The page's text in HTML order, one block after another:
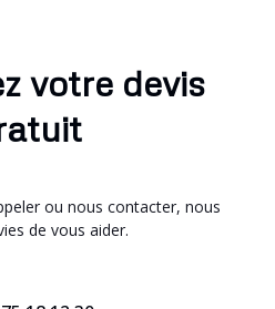
votre devis
ou nous contacter, nous
de vous aider.